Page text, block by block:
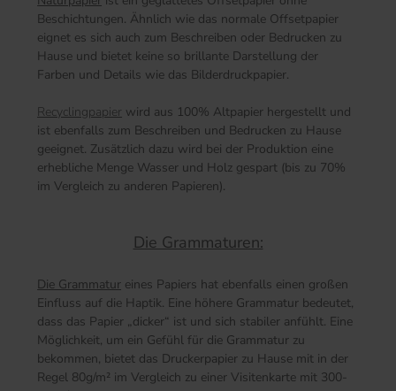
Beschichtungen. Ähnlich wie das normale Offsetpapier
eignet es sich auch zum Beschreiben oder Bedrucken zu
Hause und bietet keine so brillante Darstellung der
Farben und Details wie das Bilderdruckpapier.
Recyclingpapier wird aus 100% Altpapier hergestellt und
ist ebenfalls zum Beschreiben und Bedrucken zu Hause
geeignet. Zusätzlich dazu wird bei der Produktion eine
erhebliche Menge Wasser und Holz gespart (bis zu 70%
im Vergleich zu anderen Papieren).
Die Grammaturen:
Die Grammatur eines Papiers hat ebenfalls einen großen
Einfluss auf die Haptik. Eine höhere Grammatur bedeutet,
dass das Papier „dicker“ ist und sich stabiler anfühlt. Eine
Möglichkeit, um ein Gefühl für die Grammatur zu
bekommen, bietet das Druckerpapier zu Hause mit in der
Regel 80g/m² im Vergleich zu einer Visitenkarte mit 300-